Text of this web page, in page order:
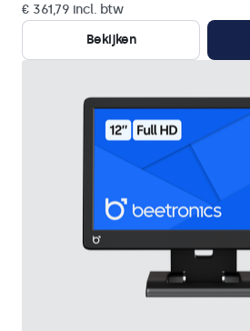
€ 361,79 incl. btw
Bekijken